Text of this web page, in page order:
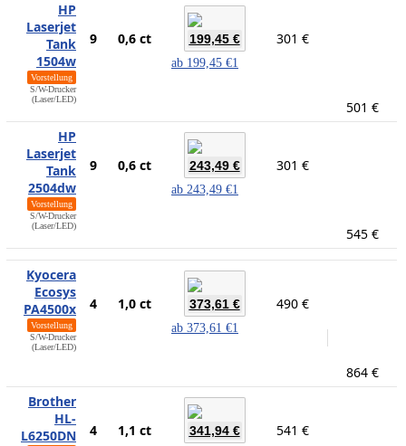
HP
Laserjet
Tank
1504w
Vorstellung
S/W-Drucker
(Laser/LED)
9 0,6 ct 199,45 €
ab 199,45 €1
301 €
501 €
HP
Laserjet
Tank
2504dw
Vorstellung
S/W-Drucker
(Laser/LED)
9 0,6 ct 243,49 €
ab 243,49 €1
301 €
545 €
Kyocera
Ecosys
PA4500x
Vorstellung
S/W-Drucker
(Laser/LED)
4 1,0 ct 373,61 €
ab 373,61 €1
490 €
864 €
Brother
HL-
L6250DN
4 1,1 ct 341,94 € 541 €